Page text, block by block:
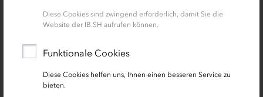
Diese Cookies sind zwingend erforderlich, damit Sie die
Website der IB.SH aufrufen können.
Funktionale Cookies
Diese Cookies helfen uns, Ihnen einen besseren Service zu
bieten.
Geschäftsidee leben zu können, ist natürlich unser
IB.SH, sagt er, kann sie auf diesem Weg ein
entscheidendes Stück weiterbringen. „Wir haben
gesehen, welche tollen Initiativen schon ausgezeichnet
wurden. Mit ihnen in einer Reihe zu stehen, ist natürlich